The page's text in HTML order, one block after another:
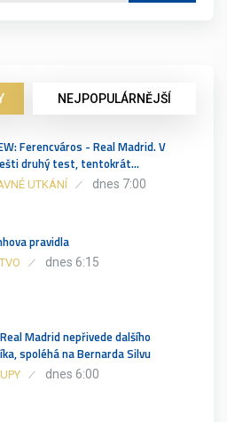
NEJPOPULÁRNĚJŠÍ
Ferencváros - Real Madrid. V
druhý test, tentokrát…
UTKÁNÍ dnes 7:00
pravidla
dnes 6:15
Real Madrid nepřivede dalšího
spoléhá na Bernarda Silvu
dnes 6:00